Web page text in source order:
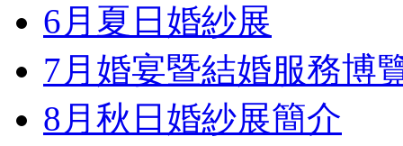
6月夏日婚紗展
7月婚宴暨結婚服務博
8月秋日婚紗展簡介